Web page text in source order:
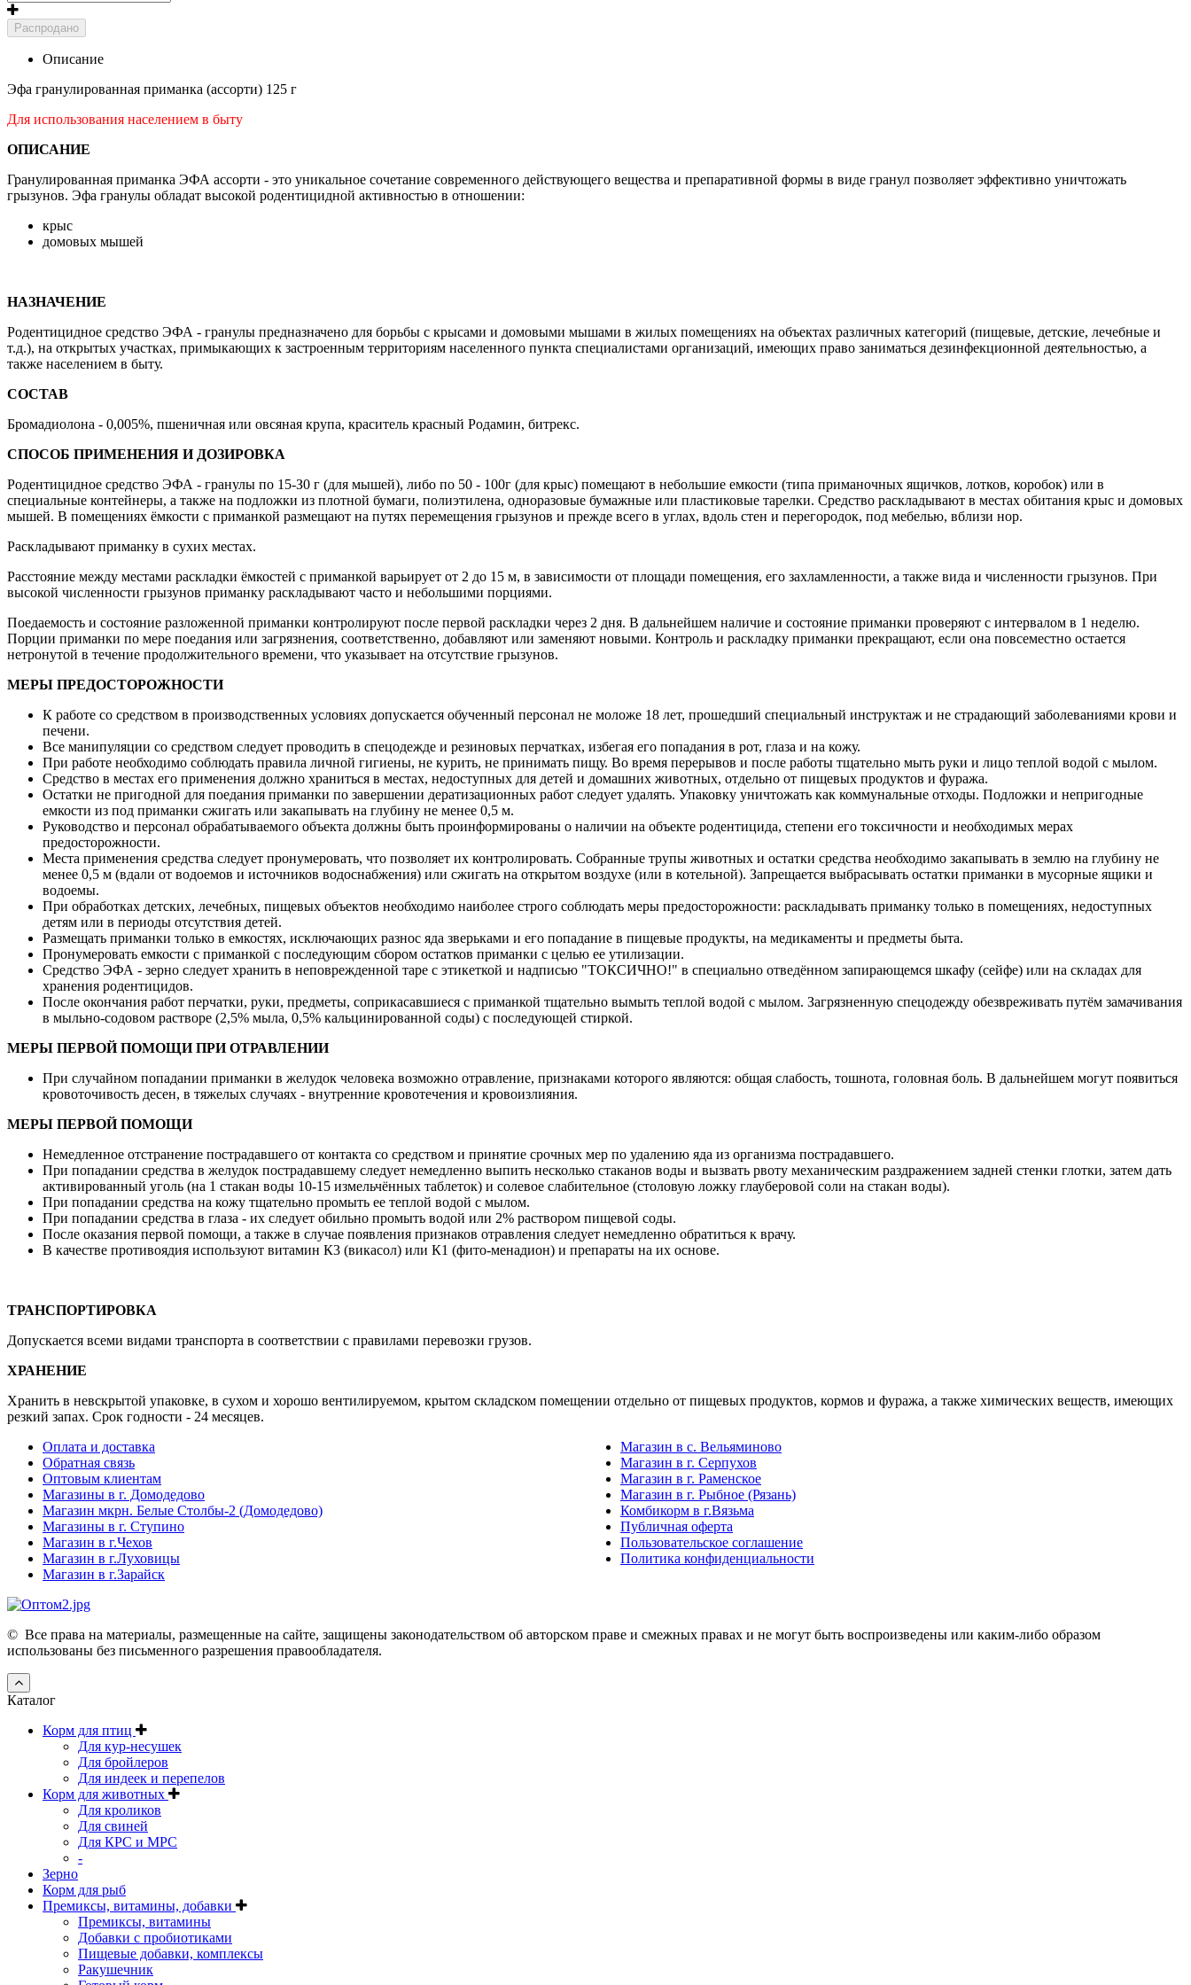
Распродано
Описание
Эфа гранулированная приманка (ассорти) 125 г
Для использования населением в быту
ОПИСАНИЕ
Гранулированная приманка ЭФА ассорти - это уникальное сочетание современного действующего вещества и препаративной формы в виде гранул позволяет эффективно уничтожать
грызунов. Эфа гранулы обладат высокой родентицидной активностью в отношении:
крыс
домовых мышей
НАЗНАЧЕНИЕ
Родентицидное средство ЭФА - гранулы предназначено для борьбы с крысами и домовыми мышами в жилых помещениях на объектах различных категорий (пищевые, детские, лечебные и
т.д.), на открытых участках, примыкающих к застроенным территориям населенного пункта специалистами организаций, имеющих право заниматься дезинфекционной деятельностью, а
также населением в быту.
СОСТАВ
Бромадиолона - 0,005%, пшеничная или овсяная крупа, краситель красный Родамин, битрекс.
СПОСОБ ПРИМЕНЕНИЯ И ДОЗИРОВКА
Родентицидное средство ЭФА - гранулы по 15-З0 г (для мышей), либо по 50 - 100г (для крыс) помещают в небольшие емкости (типа приманочных ящичков, лотков, коробок) или в
специальные контейнеры, а также на подложки из плотной бумаги, полиэтилена, одноразовые бумажные или пластиковые тарелки. Средство раскладывают в местах обитания крыс и домовых
мышей. В помещениях ёмкости с приманкой размещают на путях перемещения грызунов и прежде всего в углах, вдоль стен и перегородок, под мебелью, вблизи нор.
Раскладывают приманку в сухих местах.
Расстояние между местами раскладки ёмкостей с приманкой варьирует от 2 до 15 м, в зависимости от площади помещения, его захламленности, а также вида и численности грызунов. При
высокой численности грызунов приманку раскладывают часто и небольшими порциями.
Поедаемость и состояние разложенной приманки контролируют после первой раскладки через 2 дня. В дальнейшем наличие и состояние приманки проверяют с интервалом в 1 неделю.
Порции приманки по мере поедания или загрязнения, соответственно, добавляют или заменяют новыми. Контроль и раскладку приманки прекращают, если она повсеместно остается
нетронутой в течение продолжительного времени, что указывает на отсутствие грызунов.
МЕРЫ ПРЕДОСТОРОЖНОСТИ
К работе со средством в производственных условиях допускается обученный персонал не моложе 18 лет, прошедший специальный инструктаж и не страдающий заболеваниями крови и
печени.
Все манипуляции со средством следует проводить в спецодежде и резиновых перчатках, избегая его попадания в рот, глаза и на кожу.
При работе необходимо соблюдать правила личной гигиены, не курить, не принимать пищу. Во время перерывов и после работы тщательно мыть руки и лицо теплой водой с мылом.
Средство в местах его применения должно храниться в местах, недоступных для детей и домашних животных, отдельно от пищевых продуктов и фуража.
Остатки не пригодной для поедания приманки по завершении дератизационных работ следует удалять. Упаковку уничтожать как коммунальные отходы. Подложки и непригодные
емкости из под приманки сжигать или закапывать на глубину не менее 0,5 м.
Руководство и персонал обрабатываемого объекта должны быть проинформированы о наличии на объекте родентицида, степени его токсичности и необходимых мерах
предосторожности.
Места применения средства следует пронумеровать, что позволяет их контролировать. Собранные трупы животных и остатки средства необходимо закапывать в землю на глубину не
менее 0,5 м (вдали от водоемов и источников водоснабжения) или сжигать на открытом воздухе (или в котельной). Запрещается выбрасывать остатки приманки в мусорные ящики и
водоемы.
При обработках детских, лечебных, пищевых объектов необходимо наиболее строго соблюдать меры предосторожности: раскладывать приманку только в помещениях, недоступных
детям или в периоды отсутствия детей.
Размещать приманки только в емкостях, исключающих разнос яда зверьками и его попадание в пищевые продукты, на медикаменты и предметы быта.
Пронумеровать емкости с приманкой с последующим сбором остатков приманки с целью ее утилизации.
Средство ЭФА - зерно следует хранить в неповрежденной таре с этикеткой и надписью "ТОКСИЧНО!" в специально отведённом запирающемся шкафу (сейфе) или на складах для
хранения родентицидов.
После окончания работ перчатки, руки, предметы, соприкасавшиеся с приманкой тщательно вымыть теплой водой с мылом. Загрязненную спецодежду обезвреживать путём замачивания
в мыльно-содовом растворе (2,5% мыла, 0,5% кальцинированной соды) с последующей стиркой.
МЕРЫ ПЕРВОЙ ПОМОЩИ ПРИ ОТРАВЛЕНИИ
При случайном попадании приманки в желудок человека возможно отравление, признаками которого являются: общая слабость, тошнота, головная боль. В дальнейшем могут появиться
кровоточивость десен, в тяжелых случаях - внутренние кровотечения и кровоизлияния.
МЕРЫ ПЕРВОЙ ПОМОЩИ
Немедленное отстранение пострадавшего от контакта со средством и принятие срочных мер по удалению яда из организма пострадавшего.
При попадании средства в желудок пострадавшему следует немедленно выпить несколько стаканов воды и вызвать рвоту механическим раздражением задней стенки глотки, затем дать
активированный уголь (на 1 стакан воды 10-15 измельчённых таблеток) и солевое слабительное (столовую ложку глауберовой соли на стакан воды).
При попадании средства на кожу тщательно промыть ее теплой водой с мылом.
При попадании средства в глаза - их следует обильно промыть водой или 2% раствором пищевой соды.
После оказания первой помощи, а также в случае появления признаков отравления следует немедленно обратиться к врачу.
В качестве противоядия используют витамин К3 (викасол) или К1 (фито-менадион) и препараты на их основе.
ТРАНСПОРТИРОВКА
Допускается всеми видами транспорта в соответствии с правилами перевозки грузов.
ХРАНЕНИЕ
Хранить в невскрытой упаковке, в сухом и хорошо вентилируемом, крытом складском помещении отдельно от пищевых продуктов, кормов и фуража, а также химических веществ, имеющих
резкий запах. Срок годности - 24 месяцев.
Оплата и доставка
Обратная связь
Оптовым клиентам
Магазины в г. Домодедово
Магазин мкрн. Белые Столбы-2 (Домодедово)
Магазины в г. Ступино
Магазин в г.Чехов
Магазин в г.Луховицы
Магазин в г.Зарайск
Магазин в с. Вельяминово
Магазин в г. Серпухов
Магазин в г. Раменское
Магазин в г. Рыбное (Рязань)
Комбикорм в г.Вязьма
Публичная оферта
Пользовательское соглашение
Политика конфиденциальности
© Все права на материалы, размещенные на сайте, защищены законодательством об авторском праве и смежных правах и не могут быть воспроизведены или каким-либо образом
использованы без письменного разрешения правообладателя.
Каталог
Корм для птиц
Для кур-несушек
Для бройлеров
Для индеек и перепелов
Корм для животных
Для кроликов
Для свиней
Для КРС и МРС
-
Зерно
Корм для рыб
Премиксы, витамины, добавки
Премиксы, витамины
Добавки с пробиотиками
Пищевые добавки, комплексы
Ракушечник